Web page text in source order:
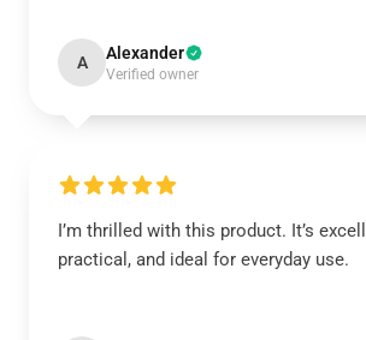
A Alexander
Verified owner
I’m thrilled with this product. It’s
practical, and ideal for everyday use.